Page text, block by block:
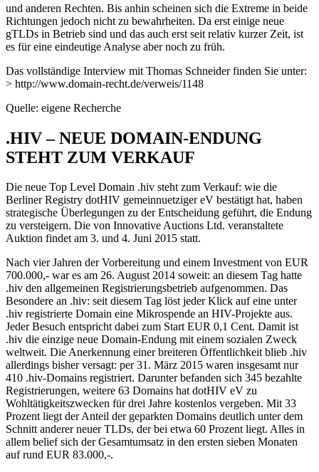
und anderen Rechten. Bis anhin scheinen sich die Extreme in beide
Richtungen jedoch nicht zu bewahrheiten. Da erst einige neue
gTLDs in Betrieb sind und das auch erst seit relativ kurzer Zeit, ist
es für eine eindeutige Analyse aber noch zu früh.
Das vollständige Interview mit Thomas Schneider finden Sie unter:
> http://www.domain-recht.de/verweis/1148
Quelle: eigene Recherche
.HIV – NEUE DOMAIN-ENDUNG
STEHT ZUM VERKAUF
Die neue Top Level Domain .hiv steht zum Verkauf: wie die
Berliner Registry dotHIV gemeinnuetziger eV bestätigt hat, haben
strategische Überlegungen zu der Entscheidung geführt, die Endung
zu versteigern. Die von Innovative Auctions Ltd. veranstaltete
Auktion findet am 3. und 4. Juni 2015 statt.
Nach vier Jahren der Vorbereitung und einem Investment von EUR
700.000,- war es am 26. August 2014 soweit: an diesem Tag hatte
.hiv den allgemeinen Registrierungsbetrieb aufgenommen. Das
Besondere an .hiv: seit diesem Tag löst jeder Klick auf eine unter
.hiv registrierte Domain eine Mikrospende an HIV-Projekte aus.
Jeder Besuch entspricht dabei zum Start EUR 0,1 Cent. Damit ist
.hiv die einzige neue Domain-Endung mit einem sozialen Zweck
weltweit. Die Anerkennung einer breiteren Öffentlichkeit blieb .hiv
allerdings bisher versagt: per 31. März 2015 waren insgesamt nur
410 .hiv-Domains registriert. Darunter befanden sich 345 bezahlte
Registrierungen, weitere 63 Domains hat dotHIV eV zu
Wohltätigkeitszwecken für drei Jahre kostenlos vergeben. Mit 33
Prozent liegt der Anteil der geparkten Domains deutlich unter dem
Schnitt anderer neuer TLDs, der bei etwa 60 Prozent liegt. Alles in
allem belief sich der Gesamtumsatz in den ersten sieben Monaten
auf rund EUR 83.000,-.